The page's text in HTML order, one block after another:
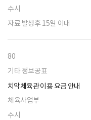
수시
자료 발생후 15일 이내
80
기타 정보공표
치악체육관 이용 요금 안내
체육사업부
수시